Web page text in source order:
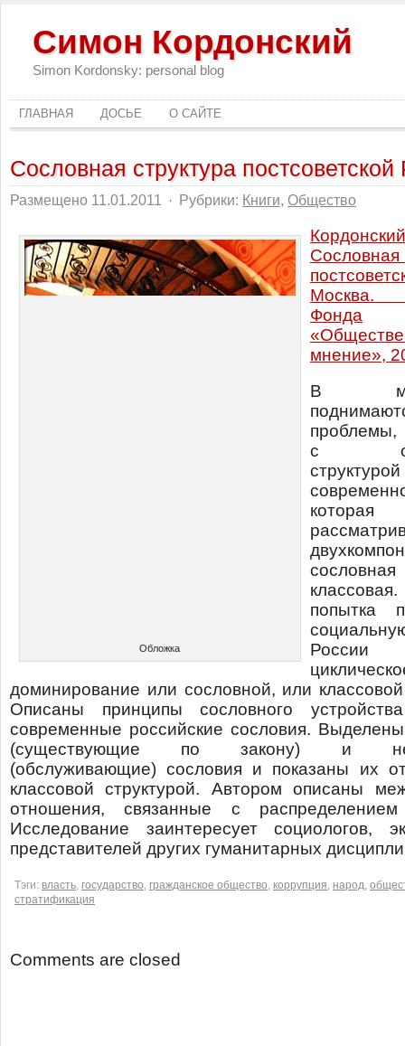
Симон Кордонский
Simon Kordonsky: personal blog
ГЛАВНАЯ ДОСЬЕ О САЙТЕ
Сословная структура постсоветской
Размещено 11.01.2011 · Рубрики: Книги, Общество
Обложка
Москва.
Фонда
мнение»,
В
проблемы,
с
структурой
которая
попытка
доминирование или сословной, или классовой
Описаны принципы сословного
современные российские сословия.
(существующие по закону) и
(обслуживающие) сословия и показаны их
классовой структурой. Автором описаны
отношения, связанные с распределением
Исследование заинтересует социологов,
представителей других гуманитарных
Тэги: власть, государство, гражданское общество, коррупция, народ,
стратификация
Comments are closed